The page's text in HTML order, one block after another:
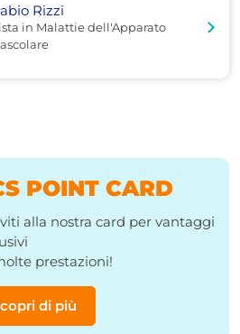
Rizzi
in Malattie dell'Apparato
POINT CARD
alla nostra card per vantaggi
prestazioni!
di più